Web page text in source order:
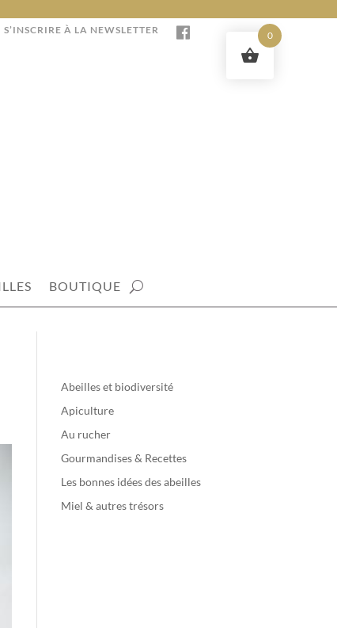
S’INSCRIRE À LA NEWSLETTER
BOUTIQUE
Abeilles et biodiversité
Apiculture
Au rucher
Gourmandises & Recettes
Les bonnes idées des abeilles
Miel & autres trésors
0